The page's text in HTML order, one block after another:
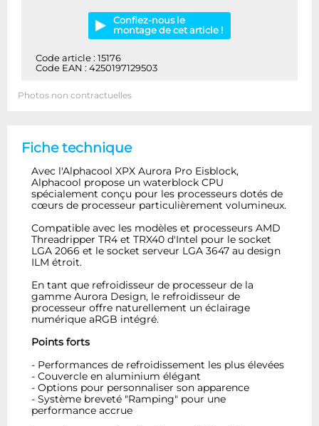
Confiez-nous le
montage de cet article !
Code article : 15176
Code EAN : 4250197129503
Photos non contractuelles
Fiche technique
Avec l'Alphacool XPX Aurora Pro Eisblock,
Alphacool propose un waterblock CPU
spécialement conçu pour les processeurs dotés de
cœurs de processeur particulièrement volumineux.
Compatible avec les modèles et processeurs AMD
Threadripper TR4 et TRX40 d'Intel pour le socket
LGA 2066 et le socket serveur LGA 3647 au design
ILM étroit.
En tant que refroidisseur de processeur de la
gamme Aurora Design, le refroidisseur de
processeur offre naturellement un éclairage
numérique aRGB intégré.
Points forts
- Performances de refroidissement les plus élevées
- Couvercle en aluminium élégant
- Options pour personnaliser son apparence
- Système breveté "Ramping" pour une
performance accrue